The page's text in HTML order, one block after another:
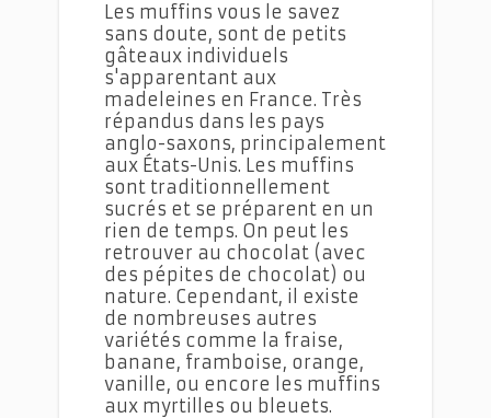
Les muffins vous le savez
sans doute, sont de petits
gâteaux individuels
s'apparentant aux
madeleines en France. Très
répandus dans les pays
anglo-saxons, principalement
aux États-Unis. Les muffins
sont traditionnellement
sucrés et se préparent en un
rien de temps. On peut les
retrouver au chocolat (avec
des pépites de chocolat) ou
nature. Cependant, il existe
de nombreuses autres
variétés comme la fraise,
banane, framboise, orange,
vanille, ou encore les muffins
aux myrtilles ou bleuets.